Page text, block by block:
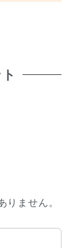
ません。